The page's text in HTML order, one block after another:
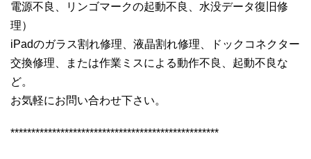
電源不良、リンゴマークの起動不良、水没データ復旧修
理）
iPadのガラス割れ修理、液晶割れ修理、ドックコネクター
交換修理、または作業ミスによる動作不良、起動不良な
ど。
お気軽にお問い合わせ下さい。
**************************************************